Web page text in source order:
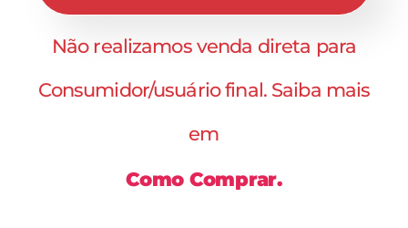
Não realizamos venda direta para
Consumidor/usuário final. Saiba mais
em
Como Comprar.